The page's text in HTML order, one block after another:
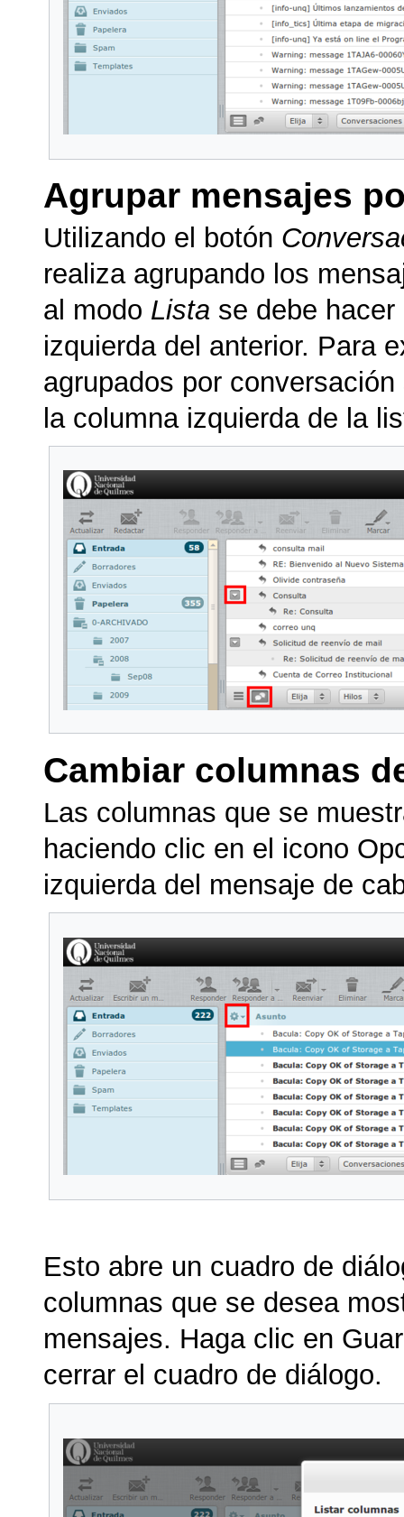
Agrupar mensajes
Utilizando el botón
realiza agrupando los
al modo Lista se debe
izquierda del anterior. Para
agrupados por
la columna izquierda de la
Cambiar columnas
Las columnas que se
haciendo clic en el icono
izquierda del mensaje de
Esto abre un cuadro de
columnas que se desea
mensajes. Haga clic en
cerrar el cuadro de diálogo.